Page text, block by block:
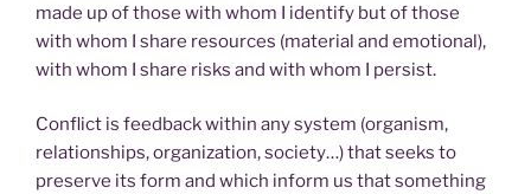
made up of those with whom I identify but of those
with whom I share resources (material and emotional),
with whom I share risks and with whom I persist.
Conflict is feedback within any system (organism,
relationships, organization, society…) that seeks to
preserve its form and which inform us that something